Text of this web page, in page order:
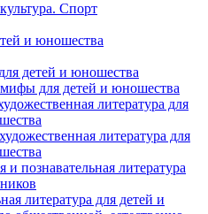
Спорт
и юношества
детей и юношества
для детей и юношества
литература для
литература для
и познавательная литература
литература для детей и